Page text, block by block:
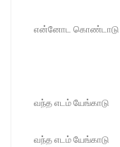
என்னோட கொண்டாடு
வந்த எடம் யேங்காடு
வந்த எடம் யேங்காடு